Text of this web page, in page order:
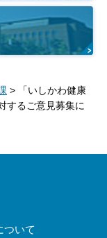
> 「いしかわ健康
するご意見募集に
ついて